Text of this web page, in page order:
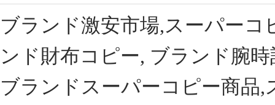
ブランド激安市場,スーパー
ンド財布コピー, ブランド腕
ブランドスーパーコピー商品